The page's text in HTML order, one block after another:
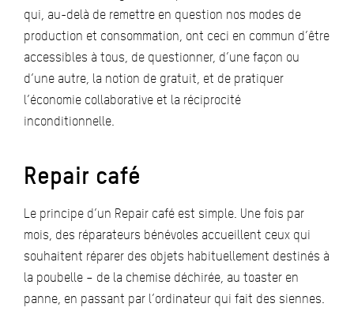
qui, au-delà de remettre en question nos modes de
production et consommation, ont ceci en commun d’être
accessibles à tous, de questionner, d’une façon ou
d’une autre, la notion de gratuit, et de pratiquer
l’économie collaborative et la réciprocité
inconditionnelle.
Repair café
Le principe d’un Repair café est simple. Une fois par
mois, des réparateurs bénévoles accueillent ceux qui
souhaitent réparer des objets habituellement destinés à
la poubelle – de la chemise déchirée, au toaster en
panne, en passant par l’ordinateur qui fait des siennes.